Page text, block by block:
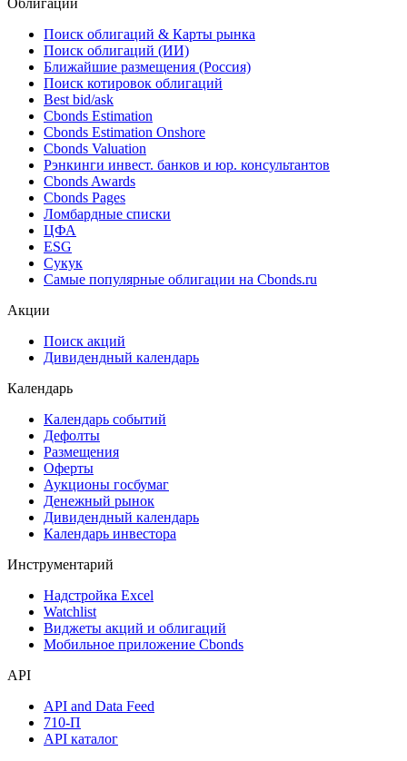
Облигации
Поиск облигаций & Карты рынка
Поиск облигаций (ИИ)
Ближайшие размещения (Россия)
Поиск котировок облигаций
Best bid/ask
Cbonds Estimation
Cbonds Estimation Onshore
Cbonds Valuation
Рэнкинги инвест. банков и юр. консультантов
Cbonds Awards
Cbonds Pages
Ломбардные списки
ЦФА
ESG
Сукук
Самые популярные облигации на Cbonds.ru
Акции
Поиск акций
Дивидендный календарь
Календарь
Календарь событий
Дефолты
Размещения
Оферты
Аукционы госбумаг
Денежный рынок
Дивидендный календарь
Календарь инвестора
Инструментарий
Надстройка Excel
Watchlist
Виджеты акций и облигаций
Мобильное приложение Cbonds
API
API and Data Feed
710-П
API каталог